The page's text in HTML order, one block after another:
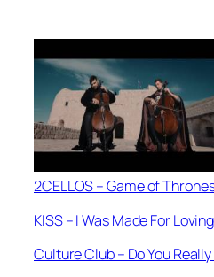
2CELLOS – Game of
KISS – I Was Made For
Culture Club – Do You